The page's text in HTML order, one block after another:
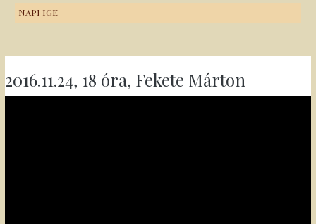
NAPI IGE
2016.11.24, 18 óra, Fekete Márton